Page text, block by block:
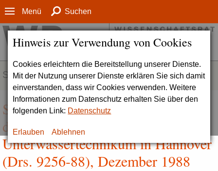
Hinweis zur Verwendung von Cookies
Cookies erleichtern die Bereitstellung unserer Dienste.
Mit der Nutzung unserer Dienste erklären Sie sich damit
einverstanden, dass wir Cookies verwenden. Weitere
Informationen zum Datenschutz erhalten Sie über den
folgenden Link: Datenschutz
Erlauben Ablehnen
Menü Suchen
SERVICE
Stellungnahme zu den Planungen
des Landes Niedersachsen für ein
Unterwassertechnikum in Hannover
(Drs. 9256-88), Dezember 1988